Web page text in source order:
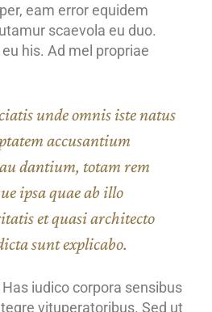
eam error equidem
scaevola eu duo.
his. Ad mel propriae
unde omnis iste natus
accusantium
dantium, totam rem
ipsa quae ab illo
et quasi architecto
sunt explicabo.
iudico corpora sensibus
vituperatoribus. Sed ut